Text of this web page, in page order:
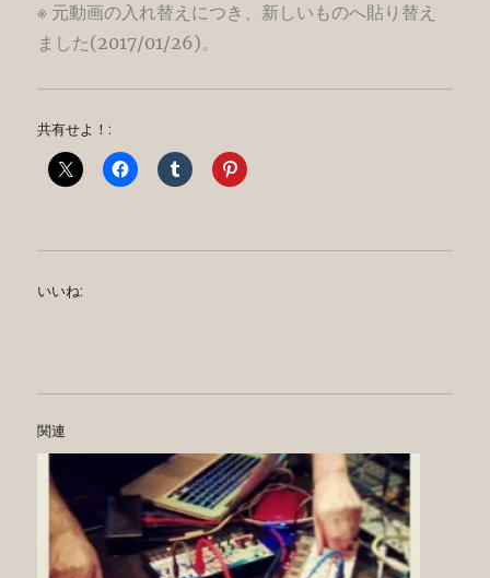
※ 元動画の入れ替えにつき、新しいものへ貼り替え
ました(2017/01/26)。
共有せよ！:
いいね:
関連